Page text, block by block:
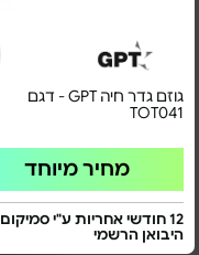
גוזם גדר חיה GPT - דגם
TOT041
מחיר מיוחד
12 חודשי אחריות ע"י סמיקום
היבואן הרשמי